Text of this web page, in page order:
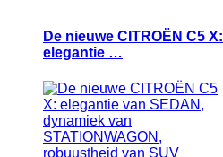
De nieuwe CITROËN C5 X:
elegantie …